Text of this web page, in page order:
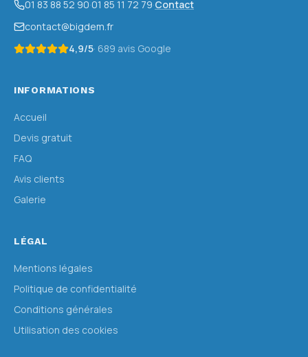
01 83 88 52 90·01 85 11 72 79·Contact
contact@bigdem.fr
4,9/5· 689 avis Google
INFORMATIONS
Accueil
Devis gratuit
FAQ
Avis clients
Galerie
LÉGAL
Mentions légales
Politique de confidentialité
Conditions générales
Utilisation des cookies